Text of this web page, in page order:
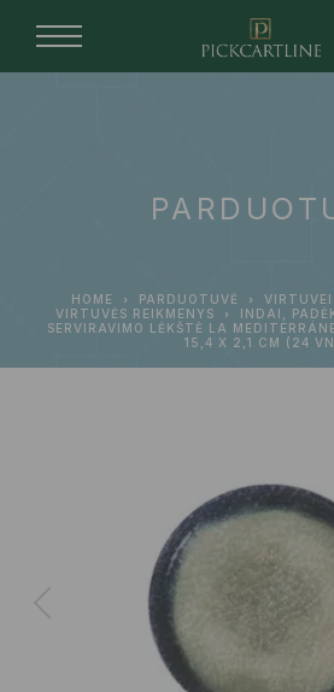
HOME PARDUOTUVĖ
VIRTUVĖS REIKMENYS
INDAI,
SERVIRAVIMO LĖKŠTĖ LA
15,4 X 2,1 CM (24